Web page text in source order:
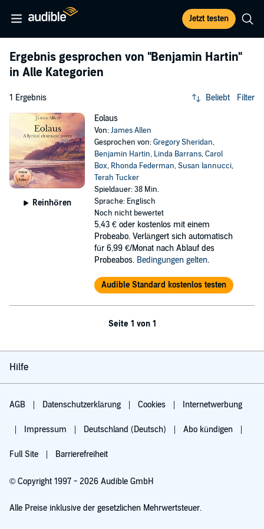
Jetzt testen
Ergebnis gesprochen von "Benjamin Hartin"
in Alle Kategorien
1 Ergebnis Beliebt Filter
Reinhören
Eolaus
Von:James Allen
Gesprochen von:Gregory Sheridan,
Benjamin Hartin, Linda Barrans,Carol
Box, Rhonda Federman,Susan Iannucci,
Terah Tucker
Spieldauer: 38 Min.
Sprache: Englisch
Noch nicht bewertet
5,43 € oder kostenlos mit einem
Probeabo. Verlängert sich automatisch
für 6,99 €/Monat nach Ablauf des
Probeabos. Bedingungen gelten.
Audible Standard kostenlos testen
Seite 1 von 1
Hilfe
AGB Datenschutzerklärung Cookies Internetwerbung
Impressum Deutschland (Deutsch) Abo kündigen
Full Site Barrierefreiheit
© Copyright 1997 - 2026 Audible GmbH
Alle Preise inklusive der gesetzlichen Mehrwertsteuer.